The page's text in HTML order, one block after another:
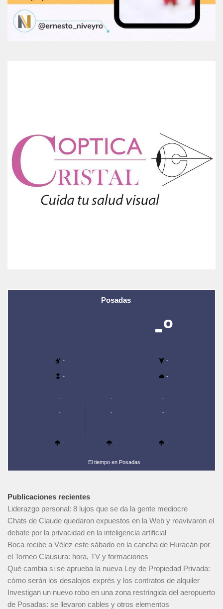
Posadas
-º
- -
- -
-
-
-
-
-
-
-
-
-
El tiempo en Posadas
Publicaciones recientes
Liderazgo personal: 8 lujos que se da la gente mediocre
Chats de Claude quedaron expuestos en la Web y reavivaron el
debate por la privacidad en la inteligencia artificial
Boca recibe a Vélez este sábado en la cancha de Huracán por
el Torneo Clausura: hora, TV y formaciones
Qué cambia si se aprueba la nueva Ley de Propiedad Privada:
cómo serán los desalojos exprés y los contratos de alquiler
Investigan un nuevo robo en una zona restringida del aeropuerto
de Posadas: se llevaron cables y otros elementos